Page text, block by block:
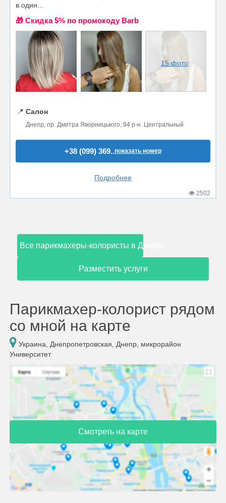
в один...
🎁 Cкидка 5% по промокоду Barb
15 фото
📍 Салон
Днепр, пр. Дмитра Яворницького, 94 р-н. Центральный
+38 (099) 369..показать номер
Подробнее
2502
Все парикмахеры-колористы в Днепре
Разместить услуги
Парикмахер-колорист рядом
со мной на карте
Украина, Днепропетровская, Днепр, микрорайон
Университет
Смотреть на карте